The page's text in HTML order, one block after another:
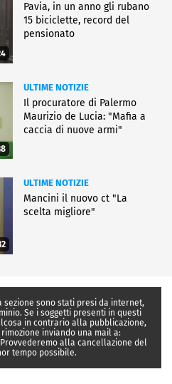
Pavia, in un anno gli rubano
15 biciclette, record del
pensionato
ULTIME NOTIZIE
Il procuratore di Palermo
Maurizio de Lucia: "Mafia a
caccia di nuove armi"
ULTIME NOTIZIE
Mancini il nuovo ct "La
scelta migliore"
sezione sono stati presi da internet,
Se i soggetti presenti in questi
in contrario alla pubblicazione,
inviando una mail a:
alla cancellazione del
tempo possibile.